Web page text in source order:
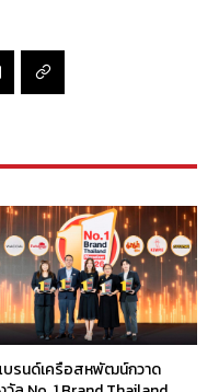
บรนด์เครือสหพัฒน์กวาด